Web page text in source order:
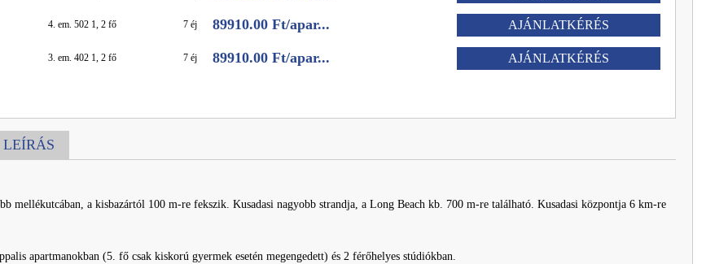
4. em. 502 1, 2 fő 7 éj 89910.00 Ft/apar... AJÁNLATKÉRÉS
3. em. 402 1, 2 fő 7 éj 89910.00 Ft/apar... AJÁNLATKÉRÉS
mellékutcában, a kisbazártól 100 m-re fekszik. Kusadasi nagyobb strandja, a Long Beach kb. 700 m-re található. Kusadasi központja 6 km-re
apartmanokban (5. fő csak kiskorú gyermek esetén megengedett) és 2 férőhelyes stúdiókban.